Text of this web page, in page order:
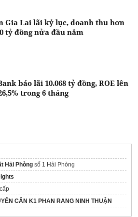
Gia Lai lãi kỷ lục, doanh thu hơn
tỷ đồng nửa đầu năm
báo lãi 10.068 tỷ đồng, ROE lên
trong 6 tháng
Hải Phòng số 1 Hải Phòng
CĂN K1 PHAN RANG NINH THUẬN